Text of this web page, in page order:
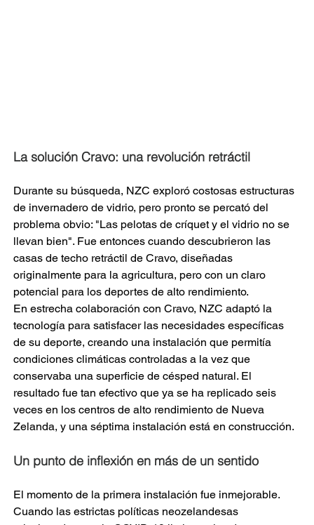
La solución Cravo: una revolución retráctil
Durante su búsqueda, NZC exploró costosas estructuras
de invernadero de vidrio, pero pronto se percató del
problema obvio: "Las pelotas de críquet y el vidrio no se
llevan bien". Fue entonces cuando descubrieron las
casas de techo retráctil de Cravo, diseñadas
originalmente para la agricultura, pero con un claro
potencial para los deportes de alto rendimiento.
En estrecha colaboración con Cravo, NZC adaptó la
tecnología para satisfacer las necesidades específicas
de su deporte, creando una instalación que permitía
condiciones climáticas controladas a la vez que
conservaba una superficie de césped natural. El
resultado fue tan efectivo que ya se ha replicado seis
veces en los centros de alto rendimiento de Nueva
Zelanda, y una séptima instalación está en construcción.
Un punto de inflexión en más de un sentido
El momento de la primera instalación fue inmejorable.
Cuando las estrictas políticas neozelandesas